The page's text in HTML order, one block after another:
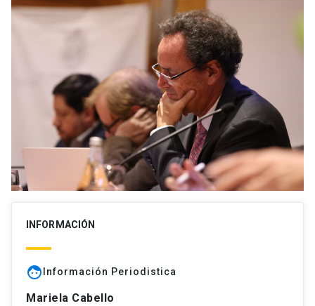
INFORMACIÓN
face Información Periodistica
Mariela Cabello